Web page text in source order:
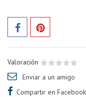
Valoración
Enviar a un amigo
Compartir en Facebook